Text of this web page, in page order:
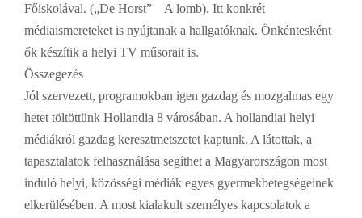
Főiskolával. („De Horst” – A lomb). Itt konkrét
médiaismereteket is nyújtanak a hallgatóknak. Önkéntesként
ők készítik a helyi TV műsorait is.
Összegezés
Jól szervezett, programokban igen gazdag és mozgalmas egy
hetet töltöttünk Hollandia 8 városában. A hollandiai helyi
médiákról gazdag keresztmetszetet kaptunk. A látottak, a
tapasztalatok felhasználása segíthet a Magyarországon most
induló helyi, közösségi médiák egyes gyermekbetegségeinek
elkerülésében. A most kialakult személyes kapcsolatok a